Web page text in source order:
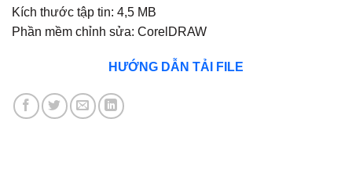
Kích thước tập tin: 4,5 MB
Phần mềm chỉnh sửa: CorelDRAW
HƯỚNG DẪN TẢI FILE